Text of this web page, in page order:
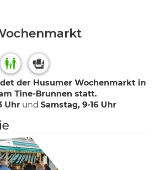
der Husumer Wochenmarkt in
Tine-Brunnen statt.
Uhrund Samstag, 9-16 Uhr